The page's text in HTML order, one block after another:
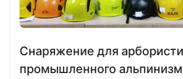
Снаряжение для
промышленного